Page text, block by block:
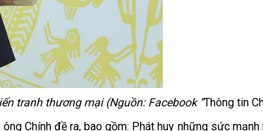
tranh thương mại(Nguồn:Facebook “Thông tin
ông Chính đề ra,bao gồm: Phát huy những sức